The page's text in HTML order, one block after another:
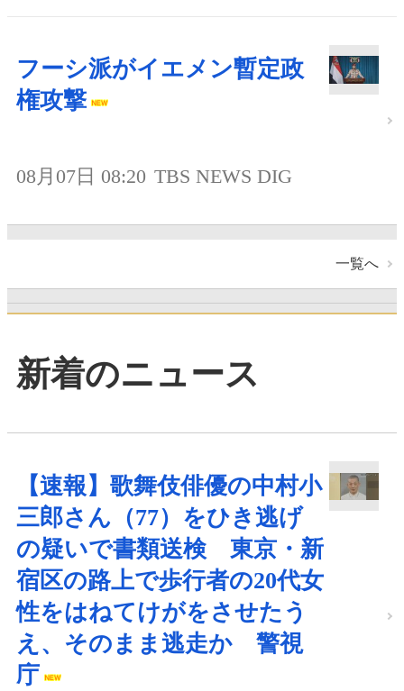
フーシ派がイエメン暫定政
権攻撃
08月07日 08:20 TBS NEWS DIG
一覧へ
新着のニュース
【速報】歌舞伎俳優の中村小
三郎さん（77）をひき逃げ
の疑いで書類送検 東京・新
宿区の路上で歩行者の20代女
性をはねてけがをさせたう
え、そのまま逃走か 警視
庁